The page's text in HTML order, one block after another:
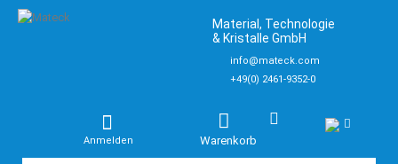
Material, Technologie
& Kristalle GmbH
info@mateck.com
+49(0) 2461-9352-0
Warenkorb
Anmelden